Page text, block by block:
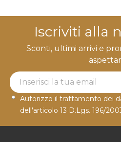
Iscriviti alla
Sconti, ultimi arrivi e
Newsletter Label
Autorizzo il trattamento dei
dell'articolo 13 D.Lgs. 196/